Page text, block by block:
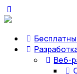
Веб-